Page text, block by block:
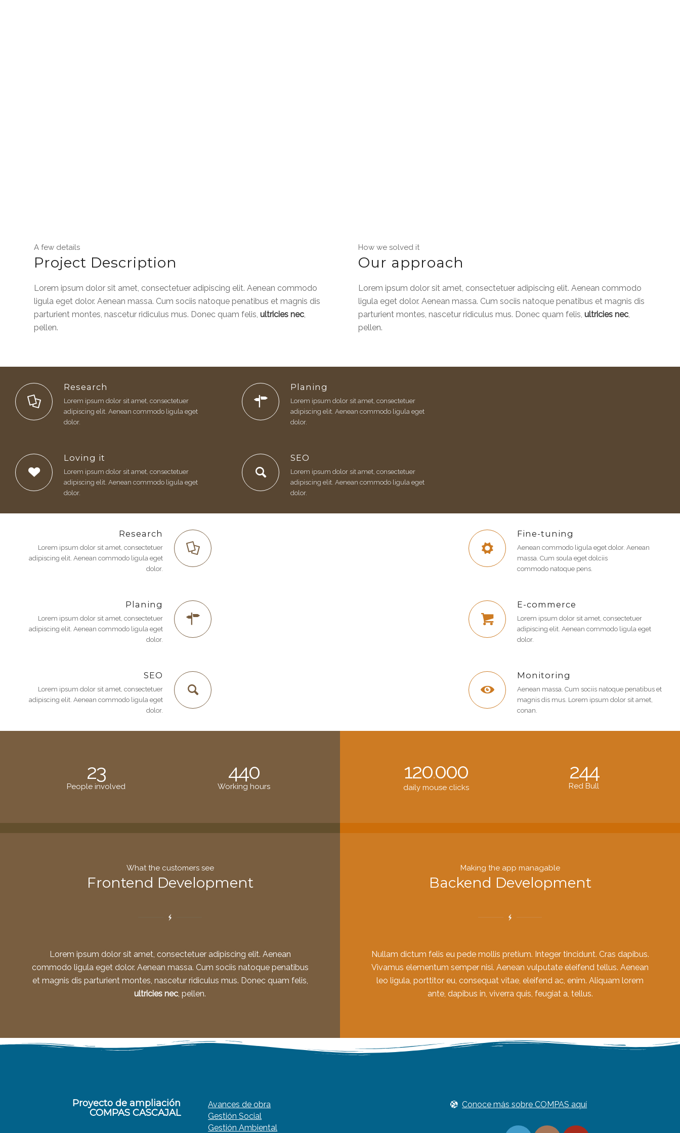
A few details
Project Description
Lorem ipsum dolor sit amet, consectetuer adipiscing elit. Aenean commodo
ligula eget dolor. Aenean massa. Cum sociis natoque penatibus et magnis dis
parturient montes, nascetur ridiculus mus. Donec quam felis, ultricies nec,
pellen.
How we solved it
Our approach
Lorem ipsum dolor sit amet, consectetuer adipiscing elit. Aenean commodo
ligula eget dolor. Aenean massa. Cum sociis natoque penatibus et magnis dis
parturient montes, nascetur ridiculus mus. Donec quam felis,ultricies nec,
pellen.
Research
Lorem ipsum dolor sit amet, consectetuer
adipiscing elit. Aenean commodo ligula eget
dolor.
Loving it
Lorem ipsum dolor sit amet, consectetuer
adipiscing elit. Aenean commodo ligula eget
dolor.
Planing
Lorem ipsum dolor sit amet, consectetuer
adipiscing elit. Aenean commodo ligula eget
dolor.
SEO
Lorem ipsum dolor sit amet, consectetuer
adipiscing elit. Aenean commodo ligula eget
dolor.
Research
Lorem ipsum dolor sit amet, consectetuer
adipiscing elit. Aenean commodo ligula eget
dolor.
Planing
Lorem ipsum dolor sit amet, consectetuer
adipiscing elit. Aenean commodo ligula eget
dolor.
SEO
Lorem ipsum dolor sit amet, consectetuer
adipiscing elit. Aenean commodo ligula eget
dolor.
Fine-tuning
Aenean commodo ligula eget dolor. Aenean
massa. Cum soula eget dolciis
commodo natoque pens.
E-commerce
Lorem ipsum dolor sit amet, consectetuer
adipiscing elit. Aenean commodo ligula eget
dolor.
Monitoring
Aenean massa. Cum sociis natoque penatibus et
magnis dis mus. Lorem ipsum dolor sit amet,
conan.
23
People involved
440
Working hours
120.000
daily mouse clicks
244
Red Bull
What the customers see
Frontend Development
Lorem ipsum dolor sit amet, consectetuer adipiscing elit. Aenean
commodo ligula eget dolor. Aenean massa. Cum sociis natoque penatibus
et magnis dis parturient montes, nascetur ridiculus mus. Donec quam felis,
ultricies nec, pellen.
Making the app managable
Backend Development
Nullam dictum felis eu pede mollis pretium. Integer tincidunt. Cras dapibus.
Vivamus elementum semper nisi. Aenean vulputate eleifend tellus. Aenean
leo ligula, porttitor eu, consequat vitae, eleifend ac, enim. Aliquam lorem
ante, dapibus in, viverra quis, feugiat a, tellus.
Proyecto de ampliación
COMPAS CASCAJAL
Avances de obra
Gestión Social
Gestión Ambiental
Conoce más sobre COMPAS aquí